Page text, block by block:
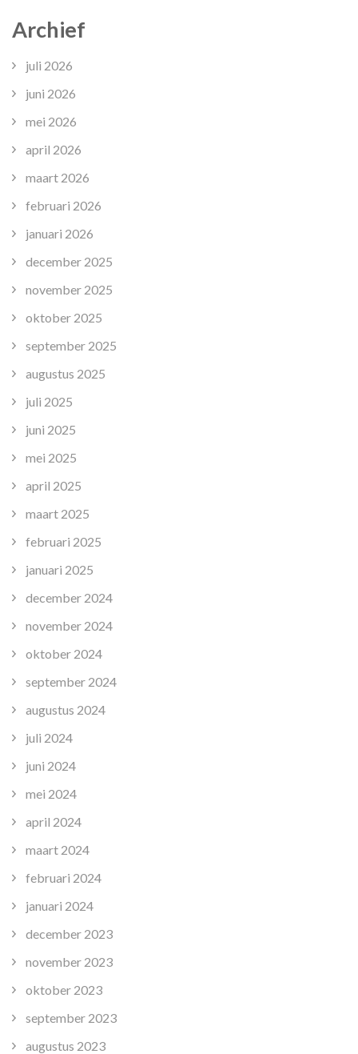
Archief
juli 2026
juni 2026
mei 2026
april 2026
maart 2026
februari 2026
januari 2026
december 2025
november 2025
oktober 2025
september 2025
augustus 2025
juli 2025
juni 2025
mei 2025
april 2025
maart 2025
februari 2025
januari 2025
december 2024
november 2024
oktober 2024
september 2024
augustus 2024
juli 2024
juni 2024
mei 2024
april 2024
maart 2024
februari 2024
januari 2024
december 2023
november 2023
oktober 2023
september 2023
augustus 2023